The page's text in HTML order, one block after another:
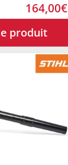
164,00€